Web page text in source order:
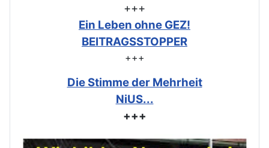
+++
Ein Leben ohne GEZ!
BEITRAGSSTOPPER
+++
Die Stimme der Mehrheit
NiUS...
+++